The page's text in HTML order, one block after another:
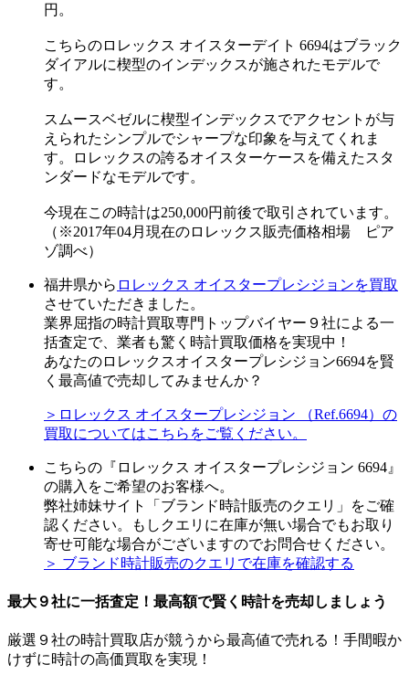
円。
こちらのロレックス オイスターデイト 6694はブラック
ダイアルに楔型のインデックスが施されたモデルで
す。
スムースベゼルに楔型インデックスでアクセントが与
えられたシンプルでシャープな印象を与えてくれま
す。ロレックスの誇るオイスターケースを備えたスタ
ンダードなモデルです。
今現在この時計は250,000円前後で取引されています。
（※2017年04月現在のロレックス販売価格相場 ピア
ゾ調べ）
福井県から ロレックス オイスタープレシジョンを買取
させていただきました。
業界屈指の時計買取専門トップバイヤー９社による一
括査定で、業者も驚く時計買取価格を実現中！
あなたのロレックスオイスタープレシジョン6694を賢
く最高値で売却してみませんか？
＞ロレックス オイスタープレシジョン （Ref.6694）の
買取についてはこちらをご覧ください。
こちらの『ロレックス オイスタープレシジョン 6694』
の購入をご希望のお客様へ。
弊社姉妹サイト「ブランド時計販売のクエリ」をご確
認ください。もしクエリに在庫が無い場合でもお取り
寄せ可能な場合がございますのでお問合せください。
＞ ブランド時計販売のクエリで在庫を確認する
最大９社に一括査定！ 最高額で賢く時計を売却しましょう
厳選９社の時計買取店が競うから最高値で売れる！手間暇か
けずに時計の高価買取を実現！